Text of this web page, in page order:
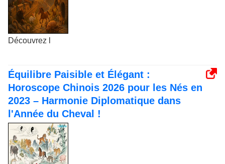
Découvrez l
Équilibre Paisible et Élégant :
Horoscope Chinois 2026 pour les Nés en
2023 – Harmonie Diplomatique dans
l'Année du Cheval !